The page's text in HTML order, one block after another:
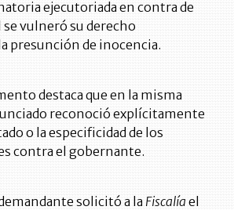
ejecutoriada en contra de
se vulneró su derecho
presunción de inocencia.
destaca que en la misma
reconoció explícitamente
o la especificidad de los
contra el gobernante.
solicitó a la Fiscalía el